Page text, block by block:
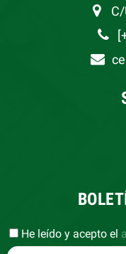
He leído y acepto el